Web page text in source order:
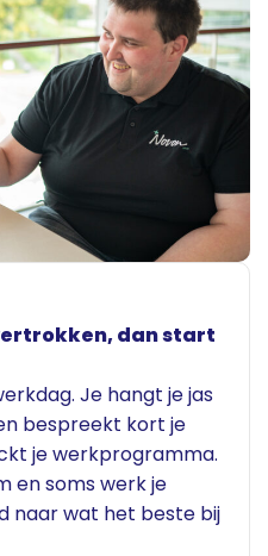
dan start
Je hangt je jas
bespreekt kort je
je werkprogramma.
en soms werk je
naar wat het beste bij